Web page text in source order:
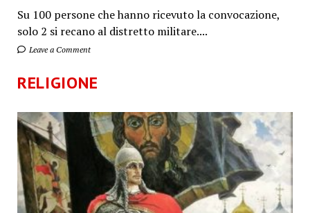
Su 100 persone che hanno ricevuto la convocazione,
solo 2 si recano al distretto militare....
Leave a Comment
RELIGIONE